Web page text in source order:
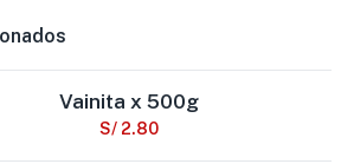
Vainita x 500g
S/ 2.80